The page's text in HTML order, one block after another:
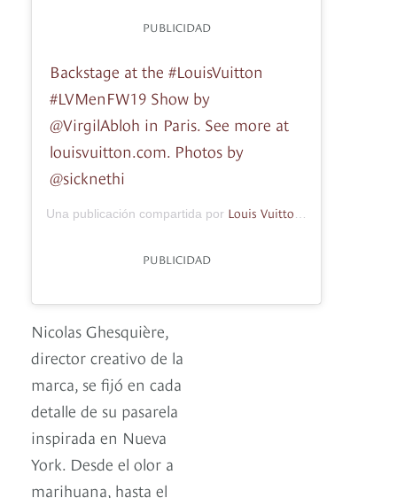
PUBLICIDAD
Backstage at the #LouisVuitton
#LVMenFW19 Show by
@VirgilAbloh in Paris. See more at
louisvuitton.com. Photos by
@sicknethi
Una publicación compartida por Louis Vuitton Official
PUBLICIDAD
Nicolas Ghesquière,
director creativo de la
marca, se fijó en cada
detalle de su pasarela
inspirada en Nueva
York. Desde el olor a
marihuana, hasta el